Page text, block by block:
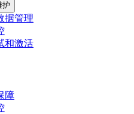
护
据管理
和激活
障